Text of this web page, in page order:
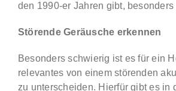
den 1990-er Jahren gibt,
Störende Geräusche erkennen
Besonders schwierig ist es für ein
relevantes von einem störenden
zu unterscheiden. Hierfür gibt es in